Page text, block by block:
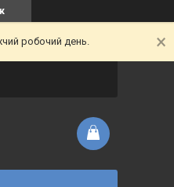
робочий день.